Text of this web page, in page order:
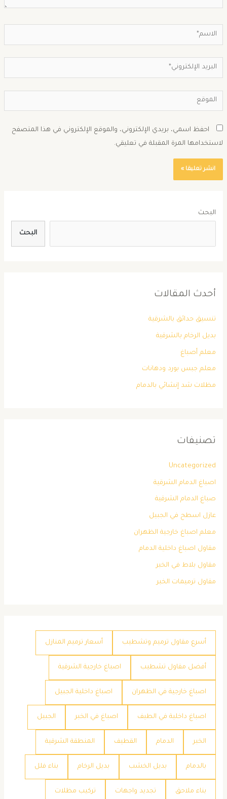
احفظ اسمي، بريدي الإلكتروني، والموقع الإلكتروني في هذا المتصفح
المرة المقبلة في تعليقي.
البحث
البحث
أحدث المقالات
تنسيق حدائق بالشرقية
بديل الرخام بالشرقية
معلم أصباغ
معلم جبس بورد ودهانات
مظلات شد إنشائي بالدمام
تصنيفات
Uncategorized
اصباغ الدمام الشرقية
صباغ الدمام الشرقية
عازل اسطح في الجبيل
معلم اصباغ خارجية الظهران
مقاول اصباغ داخلية الدمام
مقاول بلاط في الخبر
مقاول ترميمات الخبر
أسرع مقاول ترميم وتشطيب أسعار ترميم المنازل
أفضل مقاول تشطيب اصباغ خارجية الشرقية
اصباغ خارجية في الظهران اصباغ داخلية الجبيل
اصباغ داخلية في الطيف اصباغ في الخبر الجبيل
الخبر الدمام القطيف المنطقة الشرقية
بالدمام بديل الخشب بديل الرخام بناء فلل
بناء ملاحق تجديد واجهات تركيب مظلات